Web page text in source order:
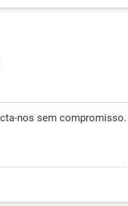
nos sem compromisso.